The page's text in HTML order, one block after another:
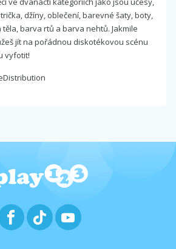
džíny, oblečení, barevné šaty, boty,
barva rtů a barva nehtů. Jakmile
jít na pořádnou diskotékovou scénu
vyfotit!